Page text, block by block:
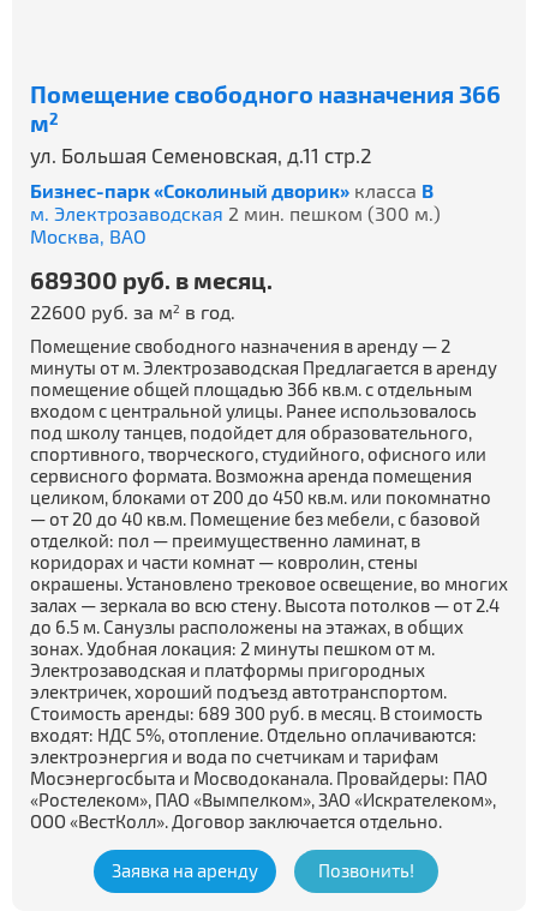
Помещение свободного назначения 366
м2
ул. Большая Семеновская, д.11 стр.2
Бизнес-парк «Соколиный дворик» класса B
м. Электрозаводская 2 мин. пешком (300 м.)
Москва, ВАО
689300 руб. в месяц.
22600 руб. за м2 в год.
Помещение свободного назначения в аренду — 2
минуты от м. Электрозаводская Предлагается в аренду
помещение общей площадью 366 кв.м. с отдельным
входом с центральной улицы. Ранее использовалось
под школу танцев, подойдет для образовательного,
спортивного, творческого, студийного, офисного или
сервисного формата. Возможна аренда помещения
целиком, блоками от 200 до 450 кв.м. или покомнатно
— от 20 до 40 кв.м. Помещение без мебели, с базовой
отделкой: пол — преимущественно ламинат, в
коридорах и части комнат — ковролин, стены
окрашены. Установлено трековое освещение, во многих
залах — зеркала во всю стену. Высота потолков — от 2.4
до 6.5 м. Санузлы расположены на этажах, в общих
зонах. Удобная локация: 2 минуты пешком от м.
Электрозаводская и платформы пригородных
электричек, хороший подъезд автотранспортом.
Стоимость аренды: 689 300 руб. в месяц. В стоимость
входят: НДС 5%, отопление. Отдельно оплачиваются:
электроэнергия и вода по счетчикам и тарифам
Мосэнергосбыта и Мосводоканала. Провайдеры: ПАО
«Ростелеком», ПАО «Вымпелком», ЗАО «Искрателеком»,
ООО «ВестКолл». Договор заключается отдельно.
Заявка на аренду Позвонить!